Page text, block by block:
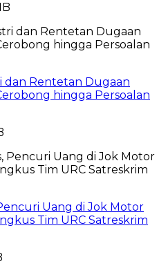
dan Rentetan Dugaan
hingga Persoalan
Uang di Jok Motor
Tim URC Satreskrim